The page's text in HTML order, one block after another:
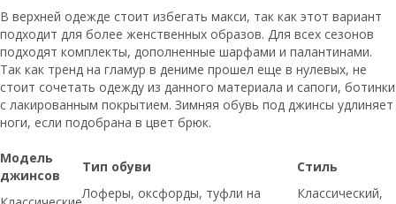
В верхней одежде стоит избегать макси, так как этот вариант
подходит для более женственных образов. Для всех сезонов
подходят комплекты, дополненные шарфами и палантинами.
Так как тренд на гламур в дениме прошел еще в нулевых, не
стоит сочетать одежду из данного материала и сапоги, ботинки
с лакированным покрытием. Зимняя обувь под джинсы удлиняет
ноги, если подобрана в цвет брюк.
Модель
джинсов
Тип обуви Стиль
Лоферы, оксфорды, туфли на
Классический,